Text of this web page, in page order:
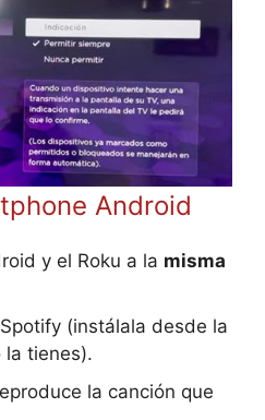
Android
y el Roku a la misma
(instálala desde la
la tienes).
la canción que